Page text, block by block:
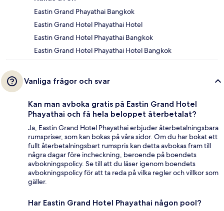
Eastin Grand Phayathai Bangkok
Eastin Grand Hotel Phayathai Hotel
Eastin Grand Hotel Phayathai Bangkok
Eastin Grand Hotel Phayathai Hotel Bangkok
Vanliga frågor och svar
Kan man avboka gratis på Eastin Grand Hotel
Phayathai och få hela beloppet återbetalat?
Ja, Eastin Grand Hotel Phayathai erbjuder återbetalningsbara
rumspriser, som kan bokas på våra sidor. Om du har bokat ett
fullt återbetalningsbart rumspris kan detta avbokas fram till
några dagar före incheckning, beroende på boendets
avbokningspolicy. Se till att du läser igenom boendets
avbokningspolicy för att ta reda på vilka regler och villkor som
gäller.
Har Eastin Grand Hotel Phayathai någon pool?